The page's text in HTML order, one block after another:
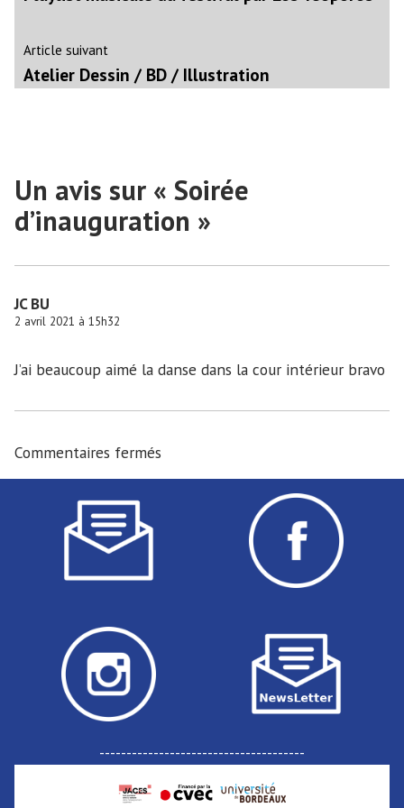
l’article
Article suivant
suivant
Atelier Dessin / BD / Illustration
Un avis sur « Soirée
d’inauguration »
JC BU
2 avril 2021 à 15h32
J’ai beaucoup aimé la danse dans la cour intérieur bravo
Commentaires fermés
--------------------------------------